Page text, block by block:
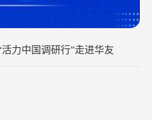
徐麟李炳军会见青山实业董事局主